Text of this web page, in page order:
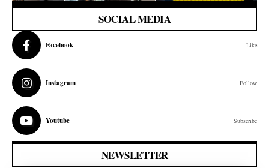
SOCIAL MEDIA
Facebook Like
Instagram Follow
Youtube Subscribe
NEWSLETTER